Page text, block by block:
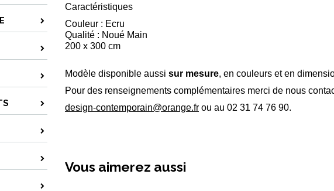
Caractéristiques
Couleur : Ecru
Qualité : Noué Main
200 x 300 cm
Modèle disponible aussi sur mesure, en couleurs et en
Pour des renseignements complémentaires merci de nous
design-contemporain@orange.fr ou au 02 31 74 76 90.
Vous aimerez aussi